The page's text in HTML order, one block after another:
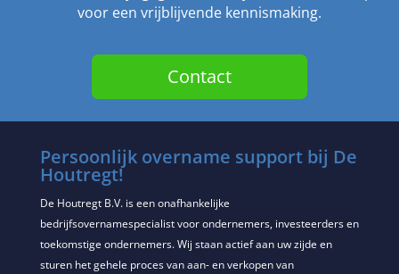
voor een vrijblijvende kennismaking.
Contact
Persoonlijk overname support bij De
Houtregt!
De Houtregt B.V. is een onafhankelijke
bedrijfsovernamespecialist voor ondernemers, investeerders en
toekomstige ondernemers. Wij staan actief aan uw zijde en
sturen het gehele proces van aan- en verkopen van